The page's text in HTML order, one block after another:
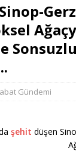
Gündemi
şehit düşen